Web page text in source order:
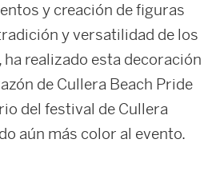
y creación de figuras
y versatilidad de los
, ha realizado esta decoración
de Cullera Beach Pride
del festival de Cullera
aún más color al evento.